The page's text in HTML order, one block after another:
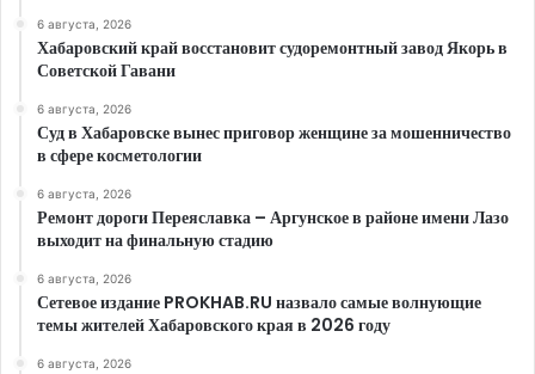
6 августа, 2026
Хабаровский край восстановит судоремонтный завод Якорь в
Советской Гавани
6 августа, 2026
Суд в Хабаровске вынес приговор женщине за мошенничество
в сфере косметологии
6 августа, 2026
Ремонт дороги Переяславка – Аргунское в районе имени Лазо
выходит на финальную стадию
6 августа, 2026
Сетевое издание PROKHAB.RU назвало самые волнующие
темы жителей Хабаровского края в 2026 году
6 августа, 2026